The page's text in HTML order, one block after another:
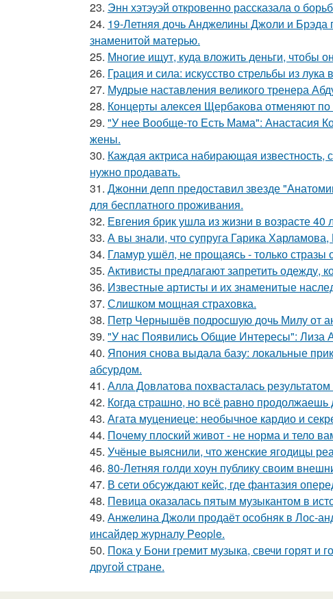
23. Энн хэтэуэй откровенно рассказала о
24. 19-Летняя дочь Анджелины Джоли и Брэда
знаменитой матерью.
25. Многие ищут, куда вложить деньги, чтобы
26. Грация и сила: искусство стрельбы из лука
27. Мудрые наставления великого тренера
28. Концерты алексея Щербакова отменяют по
29. "У нее Вообще-то Есть Мама": Анастасия
жены.
30. Каждая актриса набирающая известность,
нужно продавать.
31. Джонни депп предоставил звезде
для бесплатного проживания.
32. Евгения брик ушла из жизни в возрасте 40
33. А вы знали, что супруга Гарика
34. Гламур ушёл, не прощаясь - только стразы
35. Активисты предлагают запретить одежду,
36. Известные артисты и их знаменитые
37. Слишком мощная страховка.
38. Петр Чернышёв подросшую дочь Милу от
39. "У нас Появились Общие Интересы": Лиза
40. Япония снова выдала базу: локальные
абсурдом.
41. Алла Довлатова похвасталась
42. Когда страшно, но всё равно продолжаешь
43. Агата муцениеце: необычное кардио и
44. Почему плоский живот - не норма и тело
45. Учёные выяснили, что женские ягодицы
46. 80-Летняя голди хоун публику своим
47. В сети обсуждают кейс, где фантазия
48. Певица оказалась пятым музыкантом в
49. Анжелина Джоли продаёт особняк в Лос-
инсайдер журналу People.
50. Пока у Бони гремит музыка, свечи горят и
другой стране.